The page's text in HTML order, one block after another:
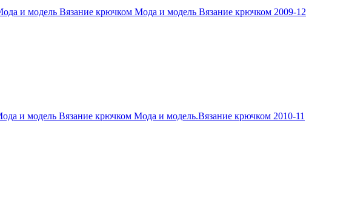
и модель Вязание крючком Мода и модель Вязание крючком 2009-12
и модель Вязание крючком Мода и модель.Вязание крючком 2010-11